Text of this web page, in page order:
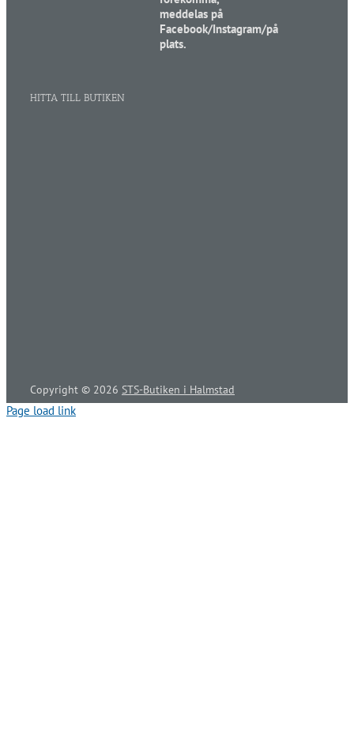
meddelas på
Facebook/Instagram/på
plats.
HITTA TILL BUTIKEN
Copyright © 2026 STS-Butiken i Halmstad
Page load link